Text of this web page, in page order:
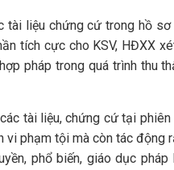
tài liệu chứng cứ trong hồ
tích cực cho KSV, HĐXX
pháp trong quá trình thu
tài liệu, chứng cứ tại
vi phạm tội mà còn tác động
phổ biến, giáo dục